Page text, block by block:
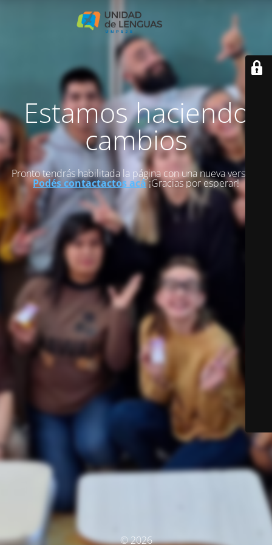
Estamos haciendo
cambios
Pronto tendrás habilitada la página con una nueva versión.
Podés contactactos acá¡Gracias por esperar!
© 2026